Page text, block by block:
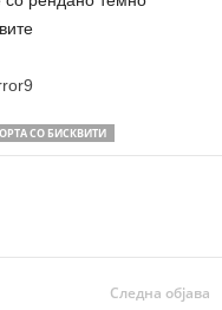
СО БИСКВИТИ
Следна објава